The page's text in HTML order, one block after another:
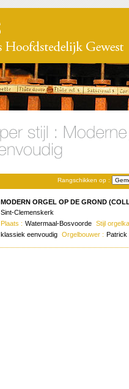
Rangschikken op :
MODERN ORGEL OP DE GROND
Sint-Clemenskerk
Plaats : Watermaal-Bosvoorde Stijl
klassiek eenvoudig Orgelbouwer : Patrick